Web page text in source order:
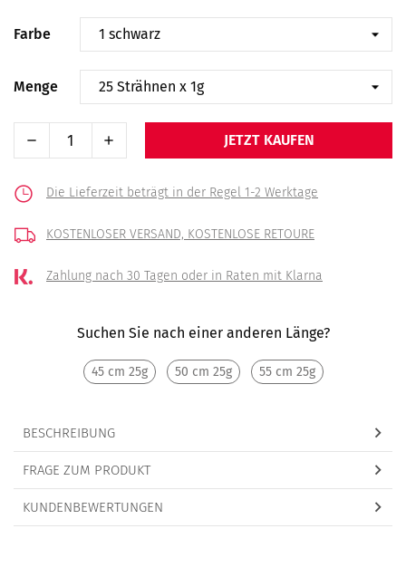
Farbe
Menge
JETZT KAUFEN
Die Lieferzeit beträgt in der Regel 1-2 Werktage
KOSTENLOSER VERSAND, KOSTENLOSE RETOURE
Zahlung nach 30 Tagen oder in Raten mit Klarna
Suchen Sie nach einer anderen Länge?
45 cm 25g 50 cm 25g 55 cm 25g
BESCHREIBUNG
FRAGE ZUM PRODUKT
KUNDENBEWERTUNGEN